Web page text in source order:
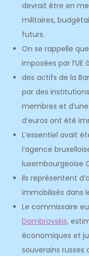
devrait être en
militaires,
futurs.
On se rappelle
imposées par l’UE
des actifs de la
par des
membres et
d’euros ont été
L’essentiel avait
l’agence
luxembourgeoise
Ils représentent
immobilisés dans
Le commissaire
Dombrovskis,
économiques et
souverains russes